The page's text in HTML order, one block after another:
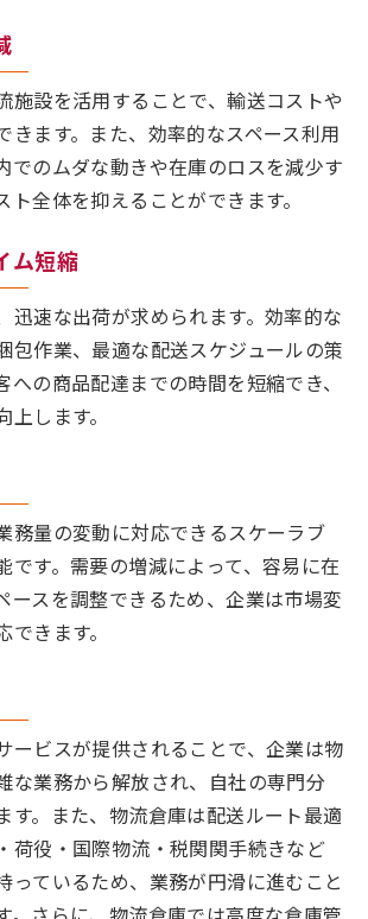
施設を活用することで、輸送コストや
きます。また、効率的なスペース利用
でのムダな動きや在庫のロスを減少す
ト全体を抑えることができます。
ム短縮
迅速な出荷が求められます。効率的な
包作業、最適な配送スケジュールの策
への商品配達までの時間を短縮でき、
します。
務量の変動に対応できるスケーラブ
です。需要の増減によって、容易に在
ースを調整できるため、企業は市場変
きます。
ービスが提供されることで、企業は物
な業務から解放され、自社の専門分
す。また、物流倉庫は配送ルート最適
荷役・国際物流・税関関手続きなど
っているため、業務が円滑に進むこと